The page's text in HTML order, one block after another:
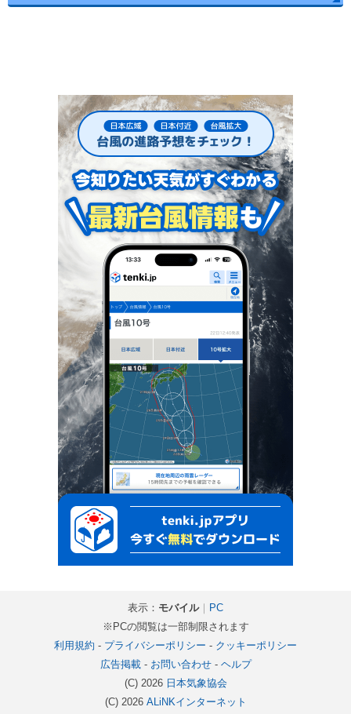
表示： モバイル｜
PC
※PCの閲覧は一部制限されます
利用規約 - プライバシーポリシー - クッキーポリシー
広告掲載- お問い合わせ- ヘルプ
(C) 2026 日本気象協会
(C) 2026 ALiNKインターネット